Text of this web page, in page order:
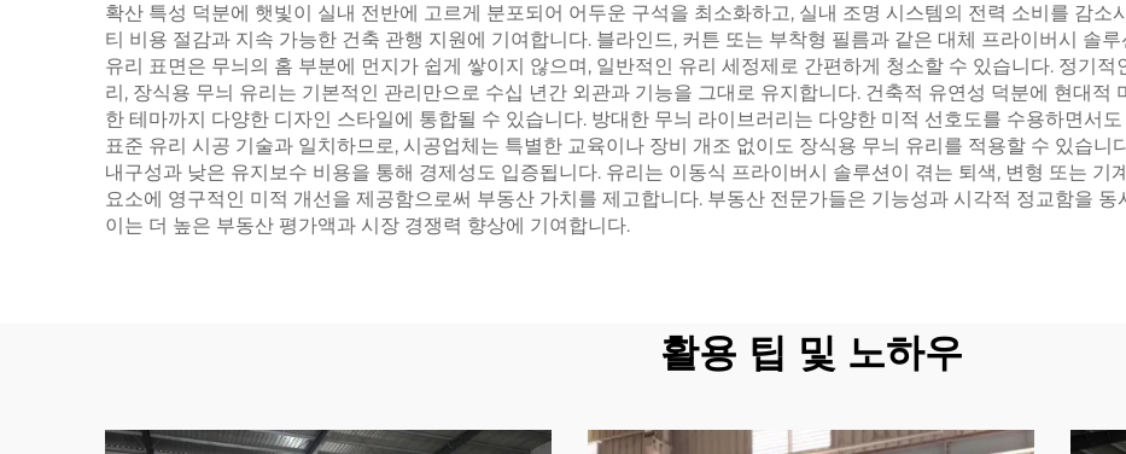
확산 특성 덕분에 햇빛이 실내 전반에 고르게 분포되어 어두운 구석을 최소화하고, 실내 조명 시스템의 전력 소비를 감소
티 비용 절감과 지속 가능한 건축 관행 지원에 기여합니다. 블라인드, 커튼 또는 부착형 필름과 같은 대체 프라이버시 솔
유리 표면은 무늬의 홈 부분에 먼지가 쉽게 쌓이지 않으며, 일반적인 유리 세정제로 간편하게 청소할 수 있습니다. 정기
리, 장식용 무늬 유리는 기본적인 관리만으로 수십 년간 외관과 기능을 그대로 유지합니다. 건축적 유연성 덕분에 현대적
한 테마까지 다양한 디자인 스타일에 통합될 수 있습니다. 방대한 무늬 라이브러리는 다양한 미적 선호도를 수용하면서
표준 유리 시공 기술과 일치하므로, 시공업체는 특별한 교육이나 장비 개조 없이도 장식용 무늬 유리를 적용할 수 있습니
내구성과 낮은 유지보수 비용을 통해 경제성도 입증됩니다. 유리는 이동식 프라이버시 솔루션이 겪는 퇴색, 변형 또는 기
요소에 영구적인 미적 개선을 제공함으로써 부동산 가치를 제고합니다. 부동산 전문가들은 기능성과 시각적 정교함을
이는 더 높은 부동산 평가액과 시장 경쟁력 향상에 기여합니다.
활용 팁 및 노하우